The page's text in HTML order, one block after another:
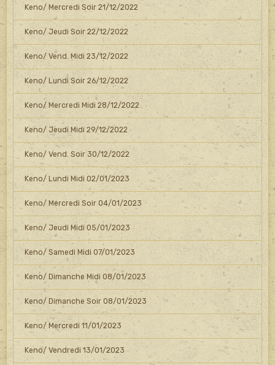
Keno/ Mercredi Soir 21/12/2022
Keno/ Jeudi Soir 22/12/2022
Keno/ Vend. Midi 23/12/2022
Keno/ Lundi Soir 26/12/2022
Keno/ Mercredi Midi 28/12/2022
Keno/ Jeudi Midi 29/12/2022
Keno/ Vend. Soir 30/12/2022
Keno/ Lundi Midi 02/01/2023
Keno/ Mercredi Soir 04/01/2023
Keno/ Jeudi Midi 05/01/2023
Keno/ Samedi Midi 07/01/2023
Keno/ Dimanche Midi 08/01/2023
Keno/ Dimanche Soir 08/01/2023
Keno/ Mercredi 11/01/2023
Keno/ Vendredi 13/01/2023